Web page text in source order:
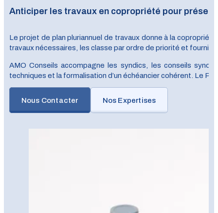
Anticiper les travaux en copropriété pour
Le projet de plan pluriannuel de travaux donne à la
travaux nécessaires, les classe par ordre de priorité et
AMO Conseils accompagne les syndics, les conseils
techniques et la formalisation d’un échéancier cohérent. Le
Nous Contacter Nos Expertises